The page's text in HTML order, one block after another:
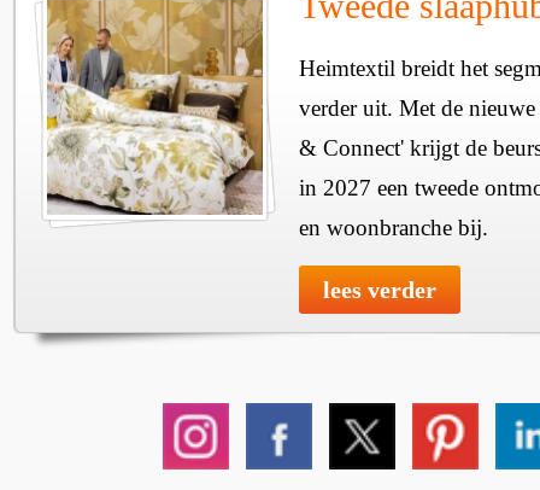
Heimtextil breidt het
verder uit. Met de
& Connect' krijgt de
in 2027 een tweede
en woonbranche bij.
lees verder